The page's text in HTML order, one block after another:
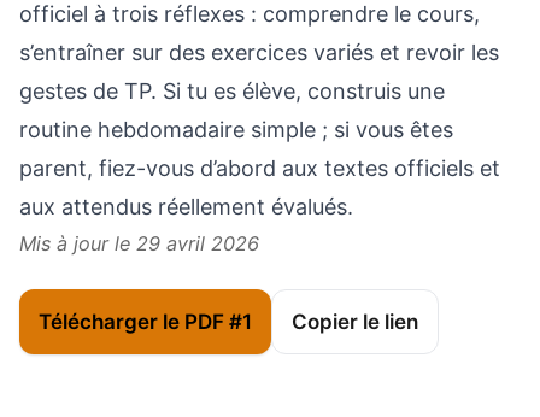
officiel à trois réflexes : comprendre le cours,
s’entraîner sur des exercices variés et revoir les
gestes de TP. Si tu es élève, construis une
routine hebdomadaire simple ; si vous êtes
parent, fiez-vous d’abord aux textes officiels et
aux attendus réellement évalués.
Mis à jour le 29 avril 2026
Télécharger le PDF #1 Copier le lien